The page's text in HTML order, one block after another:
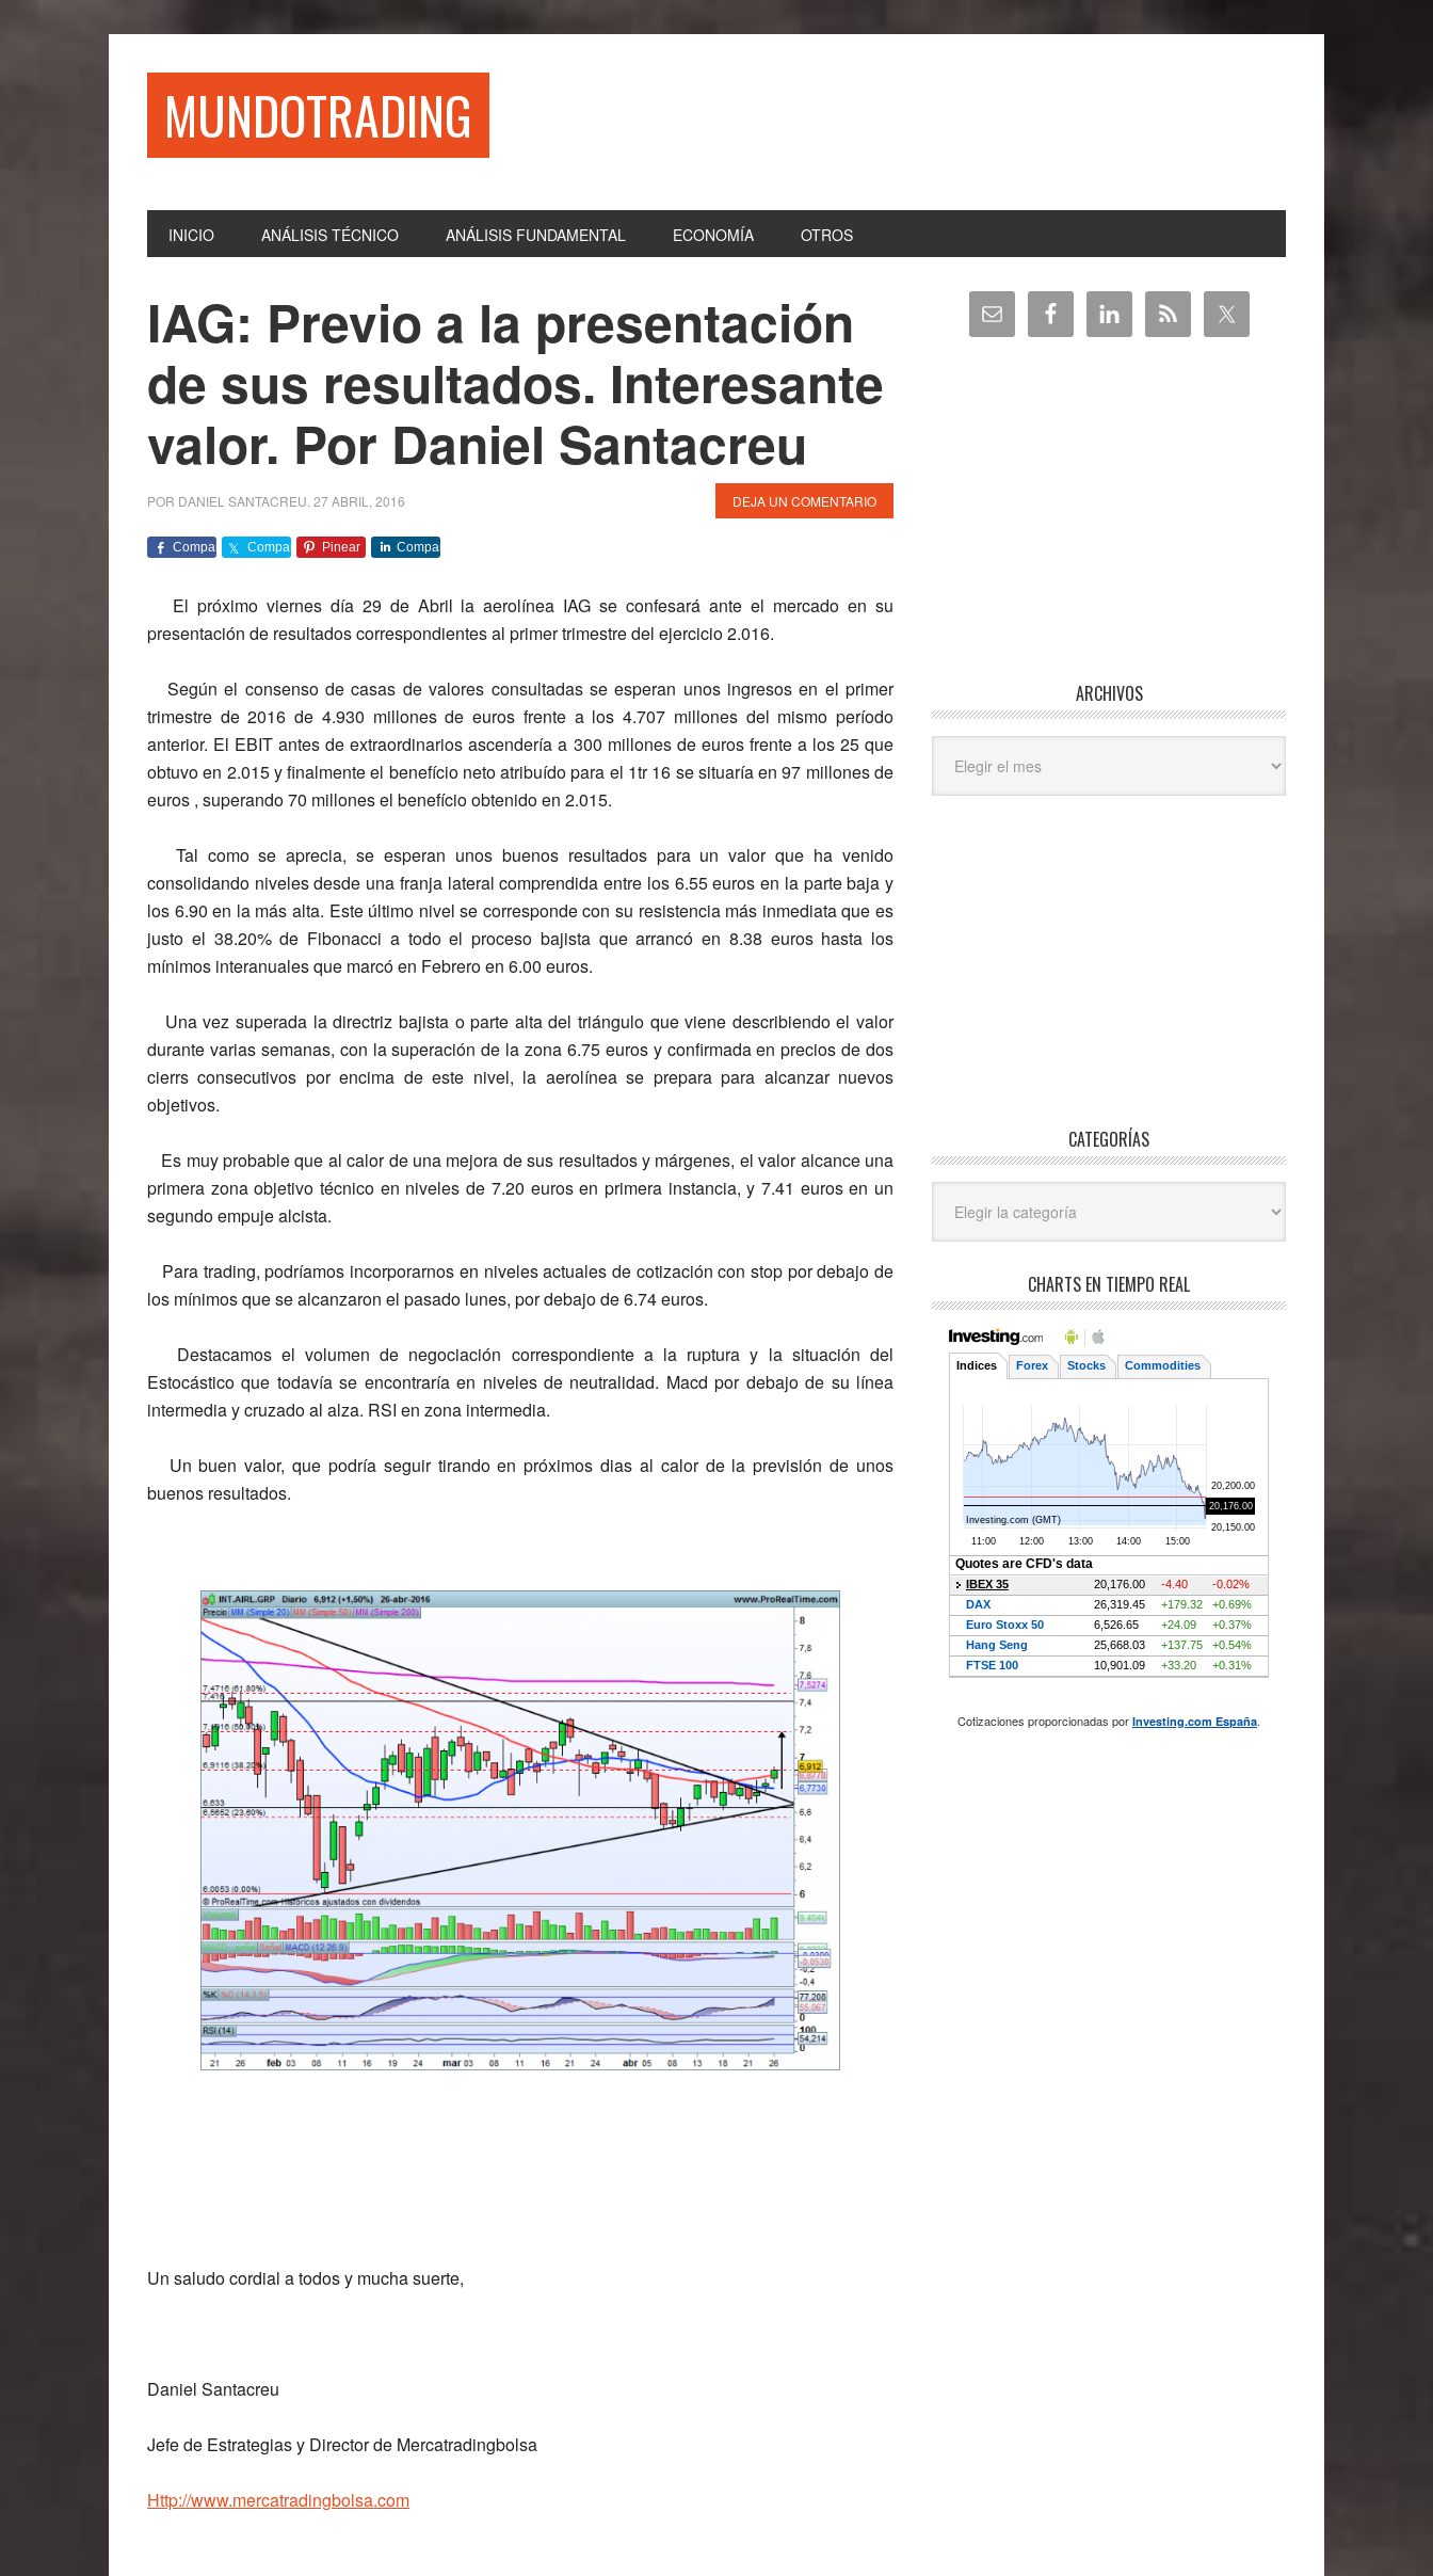
MUNDOTRADING
INICIO ANÁLISIS TÉCNICO ANÁLISIS FUNDAMENTAL ECONOMÍA OTROS
IAG: Previo a la presentación
de sus resultados. Interesante
valor. Por Daniel Santacreu
POR DANIEL SANTACREU 27 ABRIL, 2016 DEJA UN COMENTARIO
Comparte Comparte Pinear Comparte
El próximo viernes día 29 de Abril la aerolínea IAG se confesará ante el mercado en su
presentación de resultados correspondientes al primer trimestre del ejercicio 2.016.
Según el consenso de casas de valores consultadas se esperan unos ingresos en el primer
trimestre de 2016 de 4.930 millones de euros frente a los 4.707 millones del mismo período
anterior. El EBIT antes de extraordinarios ascendería a 300 millones de euros frente a los 25 que
obtuvo en 2.015 y finalmente el benefício neto atribuído para el 1tr 16 se situaría en 97 millones de
euros , superando 70 millones el benefício obtenido en 2.015.
Tal como se aprecia, se esperan unos buenos resultados para un valor que ha venido
consolidando niveles desde una franja lateral comprendida entre los 6.55 euros en la parte baja y
los 6.90 en la más alta. Este último nivel se corresponde con su resistencia más inmediata que es
justo el 38.20% de Fibonacci a todo el proceso bajista que arrancó en 8.38 euros hasta los
mínimos interanuales que marcó en Febrero en 6.00 euros.
Una vez superada la directriz bajista o parte alta del triángulo que viene describiendo el valor
durante varias semanas, con la superación de la zona 6.75 euros y confirmada en precios de dos
cierrs consecutivos por encima de este nivel, la aerolínea se prepara para alcanzar nuevos
objetivos.
Es muy probable que al calor de una mejora de sus resultados y márgenes, el valor alcance una
primera zona objetivo técnico en niveles de 7.20 euros en primera instancia, y 7.41 euros en un
segundo empuje alcista.
Para trading, podríamos incorporarnos en niveles actuales de cotización con stop por debajo de
los mínimos que se alcanzaron el pasado lunes, por debajo de 6.74 euros.
Destacamos el volumen de negociación correspondiente a la ruptura y la situación del
Estocástico que todavía se encontraría en niveles de neutralidad. Macd por debajo de su línea
intermedia y cruzado al alza. RSI en zona intermedia.
Un buen valor, que podría seguir tirando en próximos dias al calor de la previsión de unos
buenos resultados.
Un saludo cordial a todos y mucha suerte,
Daniel Santacreu
Jefe de Estrategias y Director de Mercatradingbolsa
Http://www.mercatradingbolsa.com
Barra
lateral
ARCHIVOS
CATEGORÍAS
CHARTS EN TIEMPO REAL
Cotizaciones proporcionadas por Investing.com España.